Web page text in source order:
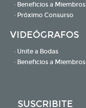
· Beneficios a Miembros
· Próximo Consurso
VIDEÓGRAFOS
· Unite a Bodas
· Beneficios a Miembros
SUSCRIBITE